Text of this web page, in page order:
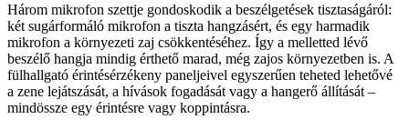
Három mikrofon szettje gondoskodik a beszélgetések tisztaságáról:
két sugárformáló mikrofon a tiszta hangzásért, és egy harmadik
mikrofon a környezeti zaj csökkentéséhez. Így a melletted lévő
beszélő hangja mindig érthető marad, még zajos környezetben is. A
fülhallgató érintésérzékeny paneljeivel egyszerűen teheted lehetővé
a zene lejátszását, a hívások fogadását vagy a hangerő állítását –
mindössze egy érintésre vagy koppintásra.